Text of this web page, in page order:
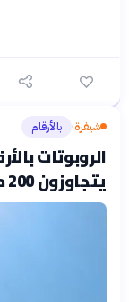
شيفرة› بالأرقام
الروبوتات
يتجاوزون 200 مليار دولار